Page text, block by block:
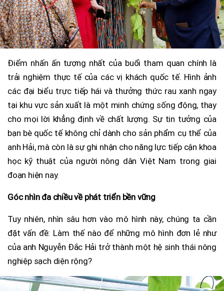
Điểm nhấn ấn tượng nhất của buổi tham quan chính là
trải nghiệm thực tế của các vị khách quốc tế. Hình ảnh
các đại biểu trực tiếp hái và thưởng thức rau xanh ngay
tại khu vực sản xuất là một minh chứng sống động, thay
cho mọi lời khẳng định về chất lượng. Sự tin tưởng của
bạn bè quốc tế không chỉ dành cho sản phẩm cụ thể của
anh Hải, mà còn là sự ghi nhận cho năng lực tiếp cận khoa
học kỹ thuật của người nông dân Việt Nam trong giai
đoạn hiện nay.
Góc nhìn đa chiều về phát triển bền vững
Tuy nhiên, nhìn sâu hơn vào mô hình này, chúng ta cần
đặt vấn đề: Làm thế nào để những mô hình đơn lẻ như
của anh Nguyễn Đắc Hải trở thành một hệ sinh thái nông
nghiệp sạch diện rộng?